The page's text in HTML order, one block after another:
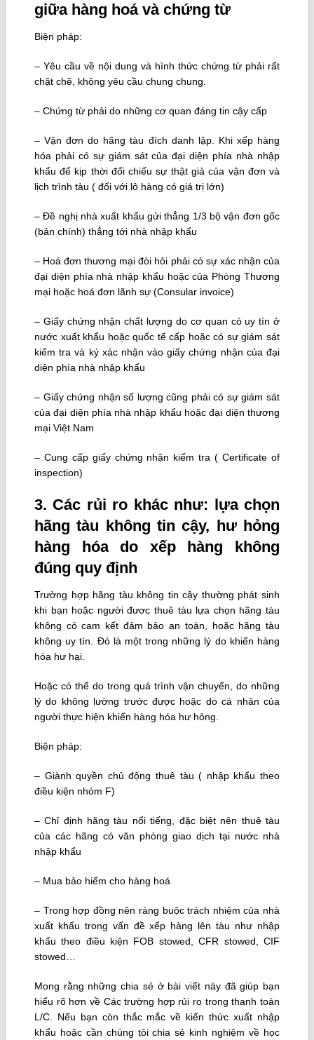
giữa hàng hoá và chứng từ
Biện pháp:
– Yêu cầu về nội dung và hình thức chứng từ phải rất
chặt chẽ, không yêu cầu chung chung.
– Chứng từ phải do những cơ quan đáng tin cậy cấp
– Vận đơn do hãng tàu đích danh lập. Khi xếp hàng
hóa phải có sự giám sát của đại diện phía nhà nhập
khẩu để kịp thời đối chiếu sự thật giả của vận đơn và
lịch trình tàu ( đối với lô hàng có giá trị lớn)
– Ðề nghị nhà xuất khẩu gửi thẳng 1/3 bộ vận đơn gốc
(bản chính) thẳng tới nhà nhập khẩu
– Hoá đơn thương mại đòi hỏi phải có sự xác nhận của
đại diện phía nhà nhập khẩu hoặc của Phòng Thương
mại hoặc hoá đơn lãnh sự (Consular invoice)
– Giấy chứng nhận chất lượng do cơ quan có uy tín ở
nước xuất khẩu hoặc quốc tế cấp hoặc có sự giám sát
kiểm tra và ký xác nhận vào giấy chứng nhận của đại
diện phía nhà nhập khẩu
– Giấy chứng nhận số lượng cũng phải có sự giám sát
của đại diện phía nhà nhập khẩu hoặc đại diện thương
mại Việt Nam
– Cung cấp giấy chứng nhận kiểm tra ( Certificate of
inspection)
3. Các rủi ro khác như: lựa chọn
hãng tàu không tin cậy, hư hỏng
hàng hóa do xếp hàng không
đúng quy định
Trường hợp hãng tàu không tin cậy thường phát sinh
khi bạn hoặc người đươc thuê tàu lựa chọn hãng tàu
không có cam kết đảm bảo an toàn, hoặc hãng tàu
không uy tín. Đó là một trong những lý do khiến hàng
hóa hư hại.
Hoặc có thể do trong quá trình vận chuyển, do những
lý do không lường trước được hoặc do cá nhân của
người thực hiện khiến hàng hóa hư hỏng.
Biện pháp:
– Giành quyền chủ động thuê tàu ( nhập khẩu theo
điều kiện nhóm F)
– Chỉ định hãng tàu nổi tiếng, đặc biệt nên thuê tàu
của các hãng có văn phòng giao dịch tại nước nhà
nhập khẩu
– Mua bảo hiểm cho hàng hoá
– Trong hợp đồng nên ràng buộc trách nhiệm của nhà
xuất khẩu trong vấn đề xếp hàng lên tàu như nhập
khẩu theo điều kiện FOB stowed, CFR stowed, CIF
stowed…
Mong rằng những chia sẻ ở bài viết này đã giúp bạn
hiểu rõ hơn về Các trường hợp rủi ro trong thanh toán
L/C. Nếu bạn còn thắc mắc về kiến thức xuất nhập
khẩu hoặc cần chúng tôi chia sẻ kinh nghiệm về học